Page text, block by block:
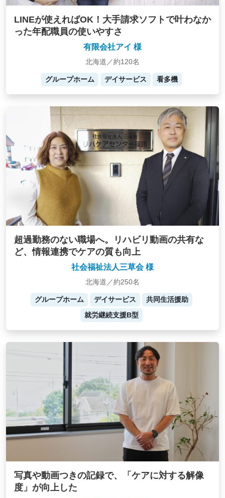
LINEが使えればOK！大手請求ソフトで叶わなか
った年配職員の使いやすさ
有限会社アイ 様
北海道／約120名
グループホーム デイサービス 看多機
超過勤務のない職場へ。リハビリ動画の共有な
ど、情報連携でケアの質も向上
社会福祉法人三草会 様
北海道／約250名
グループホーム デイサービス
共同生活援助
就労継続支援B型
写真や動画つきの記録で、「ケアに対する解像
度」が向上した